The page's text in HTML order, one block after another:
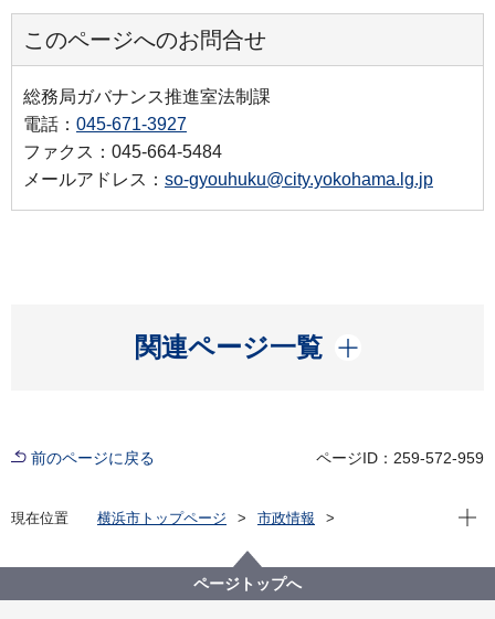
このページへのお問合せ
総務局ガバナンス推進室法制課
電話： 045-671-3927
ファクス：045-664-5484
メールアドレス： so-gyouhuku@city.yokohama.lg.jp
関連ページ一覧
開く
前のページに戻る ページID：259-572-959
現在位置 横浜市トップページ
市政情報
行政不服審査制度関連情報
行政不服審査会について
平成28年度審査会資料等一覧
現在
ページトップへ